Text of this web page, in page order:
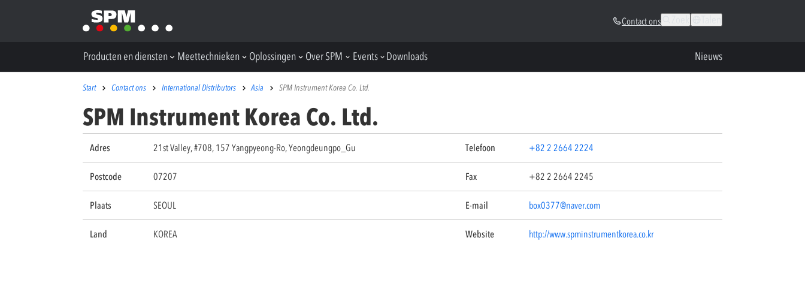
Contact ons
Producten en diensten Meettechnieken Oplossingen Over SPM Events Downloads Nieuws
Start Contact ons International Distributors Asia SPM Instrument Korea Co. Ltd.
SPM Instrument Korea Co. Ltd.
Adres 21st Valley, #708, 157 Yangpyeong-Ro, Yeongdeungpo_Gu Telefoon +82 2 2664 2224
Postcode 07207 Fax +82 2 2664 2245
Plaats SEOUL E-mail box0377@naver.com
Land KOREA Website http://www.spminstrumentkorea.co.kr